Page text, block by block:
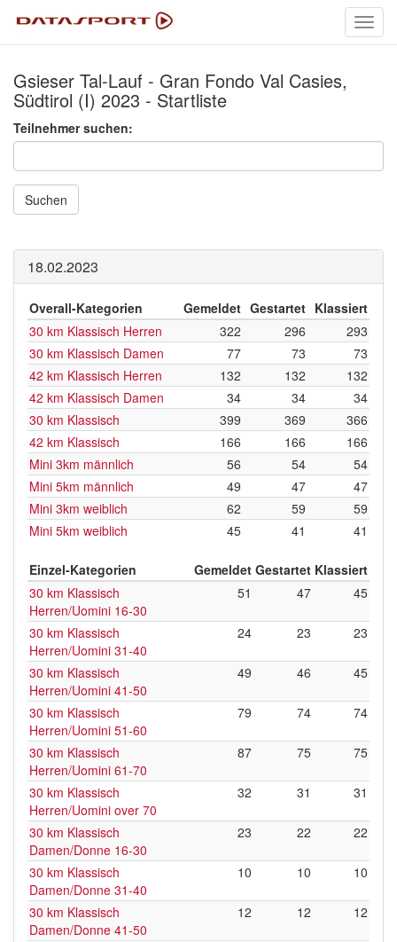
Gsieser Tal-Lauf - Gran Fondo Val Casies,
Südtirol (I) 2023 - Startliste
Teilnehmer suchen:
Suchen
18.02.2023
Overall-Kategorien Gemeldet Gestartet Klassiert
30 km Klassisch Herren
322 296
293
30 km Klassisch Damen
77 73
73
42 km Klassisch Herren
132 132
132
42 km Klassisch Damen
34 34
34
30 km Klassisch
399 369
366
42 km Klassisch
166 166
166
Mini 3km männlich
56 54
54
Mini 5km männlich
49 47
47
Mini 3km weiblich
62 59
59
Mini 5km weiblich
45 41 41
Einzel-Kategorien Gemeldet Gestartet Klassiert
30 km Klassisch
Herren/Uomini 16-30
51 47 45
30 km Klassisch
Herren/Uomini 31-40
24 23 23
30 km Klassisch
Herren/Uomini 41-50
49 46 45
30 km Klassisch
Herren/Uomini 51-60
79 74 74
30 km Klassisch
Herren/Uomini 61-70
87 75 75
30 km Klassisch
Herren/Uomini over 70
32 31 31
30 km Klassisch
Damen/Donne 16-30
23 22 22
30 km Klassisch
Damen/Donne 31-40
10 10 10
30 km Klassisch
Damen/Donne 41-50
12 12 12